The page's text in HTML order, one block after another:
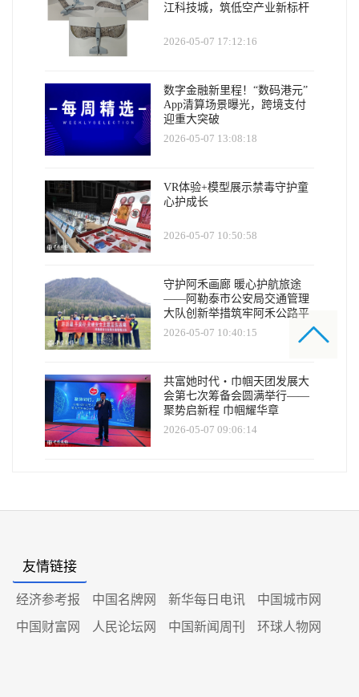
江科技城，筑低空产业新标杆
2026-05-07 17:12:16
数字金融新里程！“数码港元”
App清算场景曝光，跨境支付
迎重大突破
2026-05-07 13:08:18
VR体验+模型展示禁毒守护童
心护成长
2026-05-07 10:50:58
守护阿禾画廊 暖心护航旅途
——阿勒泰市公安局交通管理
大队创新举措筑牢阿禾公路平
安防线
2026-05-07 10:40:15
共富她时代・巾帼天团发展大
会第七次筹备会圆满举行——
聚势启新程 巾帼耀华章
2026-05-07 09:06:14
友情链接
经济参考报 中国名牌网 新华每日电讯
中国城市网
中国财富网
人民论坛网 中国新闻周刊 环球人物网